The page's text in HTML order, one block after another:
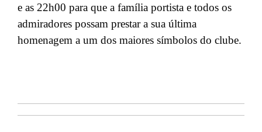
e as 22h00 para que a família portista e todos os
admiradores possam prestar a sua última
homenagem a um dos maiores símbolos do clube.